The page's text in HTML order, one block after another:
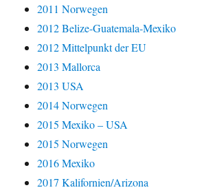
2011 Norwegen
2012 Belize-Guatemala-Mexiko
2012 Mittelpunkt der EU
2013 Mallorca
2013 USA
2014 Norwegen
2015 Mexiko – USA
2015 Norwegen
2016 Mexiko
2017 Kalifornien/Arizona